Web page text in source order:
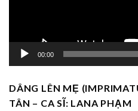
00:00
DÂNG LÊN MẸ
TÂN – CA SĨ: LANA PHẠM